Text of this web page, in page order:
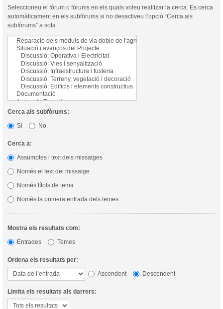
Seleccioneu el fòrum o fòrums en els quals voleu realitzar la cerca. Es cerca
automàticament en els subfòrums si no desactiveu l’opció “Cerca als
subfòrums” a sota.
Cerca als subfòrums:
Sí
No
Cerca a:
Assumptes i text dels missatges
Només el text del missatge
Només títols de tema
Només la primera entrada dels temes
Mostra els resultats com:
Entrades
Temes
Ordena els resultats per:
Ascendent
Descendent
Limita els resultats als darrers: